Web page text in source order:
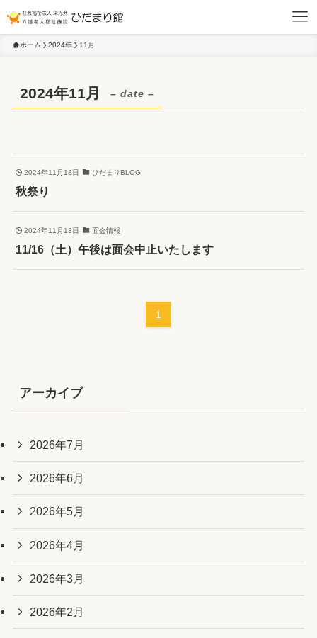
ホーム 2024年 11月
2024年11月 – date –
2024年11月18日 ひだまりBLOG
秋祭り
2024年11月13日 面会情報
11/16（土）午後は面会中止いたします
1
アーカイブ
2026年7月
2026年6月
2026年5月
2026年4月
2026年3月
2026年2月